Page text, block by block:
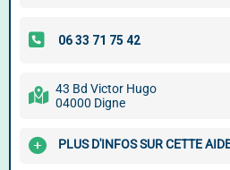
43 Bd Victor Hugo
04000 Digne
PLUS D'INFOS SUR CETTE